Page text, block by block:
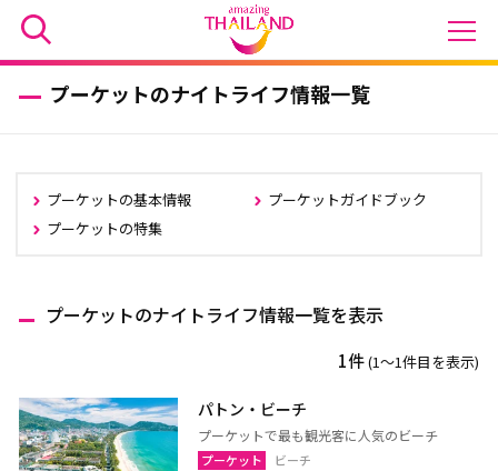
プーケットのナイトライフ情報一覧
プーケットの基本情報
プーケットガイドブック
プーケットの特集
プーケットのナイトライフ情報一覧を表示
1件(1〜1件目を表示)
パトン・ビーチ
プーケットで最も観光客に人気のビーチ
プーケット ビーチ